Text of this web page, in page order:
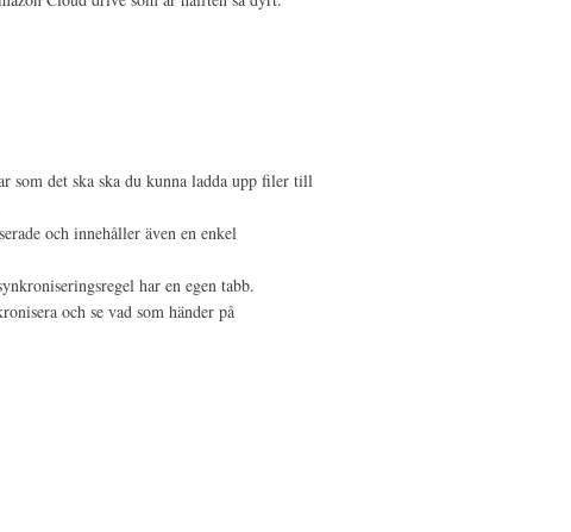
som det ska ska du kunna ladda upp filer till
och innehåller även en enkel
har en egen tabb.
och se vad som händer på